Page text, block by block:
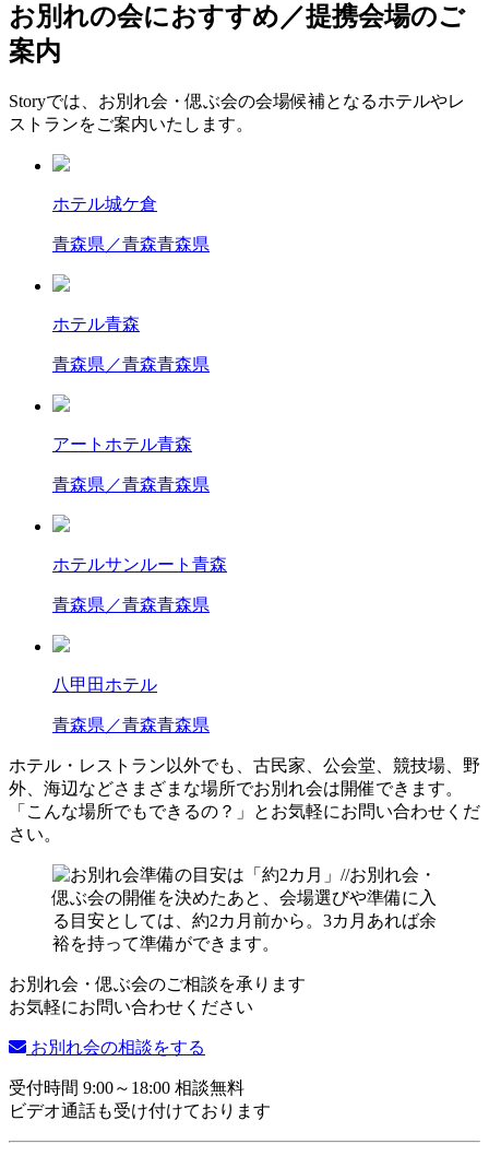
お別れの会におすすめ／提携会場のご
案内
Storyでは、お別れ会・偲ぶ会の会場候補となるホテルやレ
ストランをご案内いたします。
ホテル城ケ倉
青森県／青森青森県
ホテル青森
青森県／青森青森県
アートホテル青森
青森県／青森青森県
ホテルサンルート青森
青森県／青森青森県
八甲田ホテル
青森県／青森青森県
ホテル・レストラン以外でも、古民家、公会堂、競技場、野
外、海辺などさまざまな場所でお別れ会は開催できます。
「こんな場所でもできるの？」とお気軽にお問い合わせくだ
さい。
お別れ会・偲ぶ会のご相談を承ります
お気軽にお問い合わせください
お別れ会の相談をする
受付時間 9:00～18:00 相談無料
ビデオ通話も受け付けております